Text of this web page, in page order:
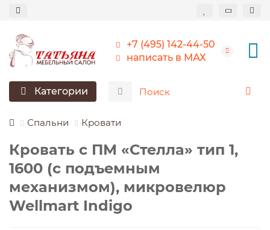
+7 (495) 142-44-50
написать в МАХ
Категории
Спальни Кровати
Кровать с ПМ «Стелла» тип 1,
1600 (с подъемным
механизмом), микровелюр
Wellmart Indigo